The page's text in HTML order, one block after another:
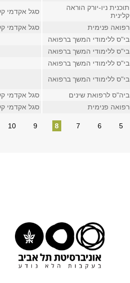
תוכנית ניו-יורק הוראה
קלינית
סגל אקדמי
רפואה פנימית
סגל אקדמי
בי"ס ללימודי המשך ברפואה
בי"ס ללימודי המשך ברפואה
בי"ס ללימודי המשך ברפואה
בי"ס ללימודי המשך ברפואה
ביה"ס לרפואת שינים סגל אקדמי
רפואה פנימית סגל אקדמי
5
6
7
8
9
10